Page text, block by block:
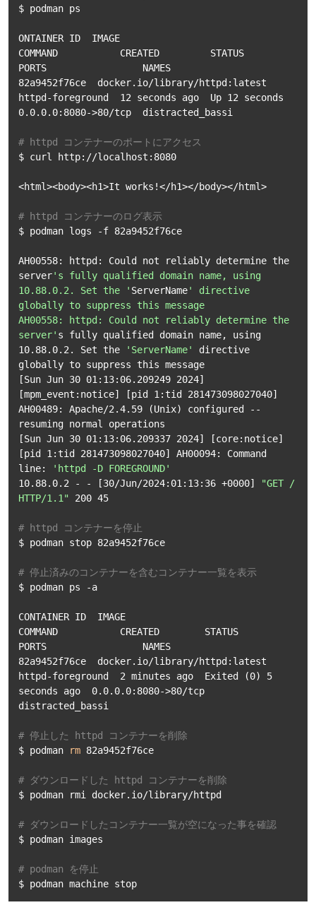
$ podman ps
ONTAINER ID  IMAGE
COMMAND           CREATED         STATUS
PORTS                 NAMES
82a9452f76ce  docker.io/library/httpd:latest
httpd-foreground  12 seconds ago  Up 12 seconds
0.0.0.0:8080->80/tcp  distracted_bassi
# httpd コンテナーのポートにアクセス
$ curl http://localhost:8080
<html><body><h1>It works!</h1></body></html>
# httpd コンテナーのログ表示
$ podman logs -f 82a9452f76ce
AH00558: httpd: Could not reliably determine the
server's fully qualified domain name, using
10.88.0.2. Set the ' ServerName' directive
globally to suppress this message
AH00558: httpd: Could not reliably determine the
server' s fully qualified domain name, using
10.88.0.2. Set the
'ServerName'
directive
globally to suppress this message
[Sun Jun 30 01:13:06.209249 2024]
[mpm_event:notice] [pid 1:tid 281473098027040]
AH00489: Apache/2.4.59 (Unix) configured --
resuming normal operations
[Sun Jun 30 01:13:06.209337 2024] [core:notice]
[pid 1:tid 281473098027040] AH00094: Command
line:
'httpd -D FOREGROUND'
10.88.0.2 - - [30/Jun/2024:01:13:36 +0000]
"GET /
HTTP/1.1" 200 45
# httpd コンテナーを停止
$ podman stop 82a9452f76ce
# 停止済みのコンテナーを含むコンテナー一覧を表示
$ podman ps -a
CONTAINER ID  IMAGE
COMMAND           CREATED        STATUS
PORTS                 NAMES
82a9452f76ce  docker.io/library/httpd:latest
httpd-foreground  2 minutes ago  Exited (0) 5
seconds ago  0.0.0.0:8080->80/tcp
distracted_bassi
# 停止した httpd コンテナーを削除
$ podman
rm 82a9452f76ce
# ダウンロードした httpd コンテナーを削除
$ podman rmi docker.io/library/httpd
# ダウンロードしたコンテナー一覧が空になった事を確認
$ podman images
# podman を停止
$ podman machine stop